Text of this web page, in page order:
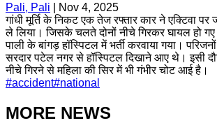
Pali, Pali
Nov 4, 2025
गांधी मूर्ति के निकट एक तेज रफ्तार कार ने एक्टिवा पर
ले लिया। जिसके चलते दोनों नीचे गिरकर घायल हो
पाली के बांगड़ हॉस्पिटल में भर्ती करवाया गया।
सरदार पटेल नगर से हॉस्पिटल दिखाने आए थे। इसी
नीचे गिरने से महिला की सिर में भी गंभीर चोट आई है।
#accident#national
MORE NEWS